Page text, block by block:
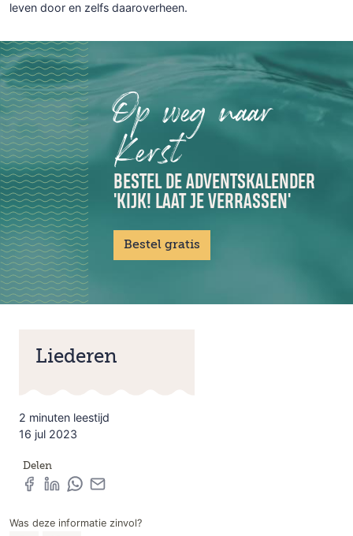
leven door en zelfs daaroverheen.
Op weg naar
Kerst
BESTEL DE ADVENTSKALENDER
'KIJK! LAAT JE VERRASSEN'
Bestel gratis
Liederen
2 minuten leestijd
16 jul 2023
Delen
Was deze informatie zinvol?